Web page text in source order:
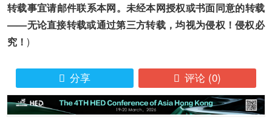
转载事宜请邮件联系本网。未经本网授权或书面同意的转载
——无论直接转载或通过第三方转载，均视为侵权！侵权必
究！)
 分享  评论 (0)